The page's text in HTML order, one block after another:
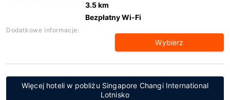
3.5 km
Bezpłatny Wi-Fi
Dodatkowe informacje:
Wybierz
Więcej hoteli w pobliżu Singapore Changi International
Lotnisko